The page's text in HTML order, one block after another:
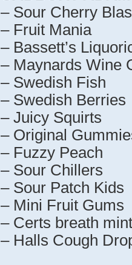
– Sour Cherry
– Fruit Mania
– Bassett’s
– Maynards Wine
– Swedish Fish
– Swedish Berries
– Juicy Squirts
– Original
– Fuzzy Peach
– Sour Chillers
– Sour Patch Kids
– Mini Fruit Gums
– Certs breath
– Halls Cough